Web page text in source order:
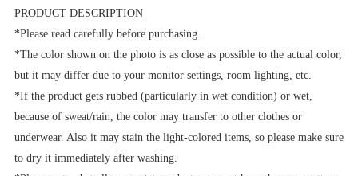
PRODUCT DESCRIPTION
*Please read carefully before purchasing.
*The color shown on the photo is as close as possible to the actual color,
but it may differ due to your monitor settings, room lighting, etc.
*If the product gets rubbed (particularly in wet condition) or wet,
because of sweat/rain, the color may transfer to other clothes or
underwear. Also it may stain the light-colored items, so please make sure
to dry it immediately after washing.